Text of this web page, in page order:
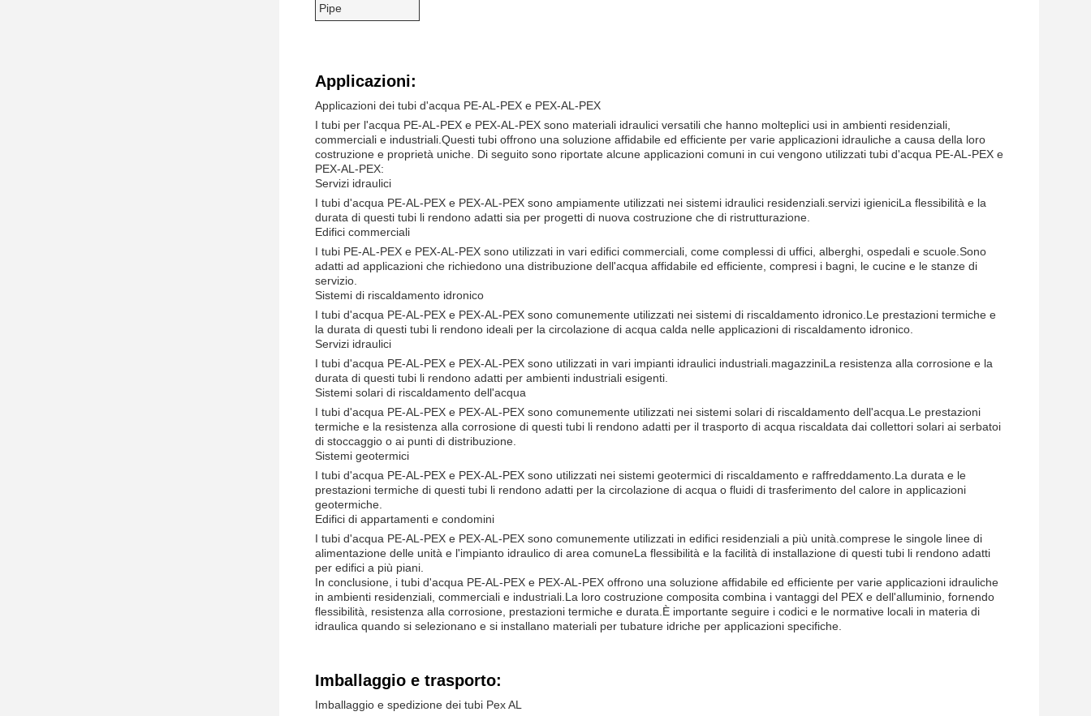
Pipe
Applicazioni:
Applicazioni dei tubi d'acqua PE-AL-PEX e PEX-AL-PEX
I tubi per l'acqua PE-AL-PEX e PEX-AL-PEX sono materiali idraulici versatili che hanno molteplici usi in ambienti residenziali,
commerciali e industriali.Questi tubi offrono una soluzione affidabile ed efficiente per varie applicazioni idrauliche a causa della loro
costruzione e proprietà uniche. Di seguito sono riportate alcune applicazioni comuni in cui vengono utilizzati tubi d'acqua PE-AL-PEX e
PEX-AL-PEX:
Servizi idraulici
I tubi d'acqua PE-AL-PEX e PEX-AL-PEX sono ampiamente utilizzati nei sistemi idraulici residenziali.servizi igieniciLa flessibilità e la
durata di questi tubi li rendono adatti sia per progetti di nuova costruzione che di ristrutturazione.
Edifici commerciali
I tubi PE-AL-PEX e PEX-AL-PEX sono utilizzati in vari edifici commerciali, come complessi di uffici, alberghi, ospedali e scuole.Sono
adatti ad applicazioni che richiedono una distribuzione dell'acqua affidabile ed efficiente, compresi i bagni, le cucine e le stanze di
servizio.
Sistemi di riscaldamento idronico
I tubi d'acqua PE-AL-PEX e PEX-AL-PEX sono comunemente utilizzati nei sistemi di riscaldamento idronico.Le prestazioni termiche e
la durata di questi tubi li rendono ideali per la circolazione di acqua calda nelle applicazioni di riscaldamento idronico.
Servizi idraulici
I tubi d'acqua PE-AL-PEX e PEX-AL-PEX sono utilizzati in vari impianti idraulici industriali.magazziniLa resistenza alla corrosione e la
durata di questi tubi li rendono adatti per ambienti industriali esigenti.
Sistemi solari di riscaldamento dell'acqua
I tubi d'acqua PE-AL-PEX e PEX-AL-PEX sono comunemente utilizzati nei sistemi solari di riscaldamento dell'acqua.Le prestazioni
termiche e la resistenza alla corrosione di questi tubi li rendono adatti per il trasporto di acqua riscaldata dai collettori solari ai serbatoi
di stoccaggio o ai punti di distribuzione.
Sistemi geotermici
I tubi d'acqua PE-AL-PEX e PEX-AL-PEX sono utilizzati nei sistemi geotermici di riscaldamento e raffreddamento.La durata e le
prestazioni termiche di questi tubi li rendono adatti per la circolazione di acqua o fluidi di trasferimento del calore in applicazioni
geotermiche.
Edifici di appartamenti e condomini
I tubi d'acqua PE-AL-PEX e PEX-AL-PEX sono comunemente utilizzati in edifici residenziali a più unità.comprese le singole linee di
alimentazione delle unità e l'impianto idraulico di area comuneLa flessibilità e la facilità di installazione di questi tubi li rendono adatti
per edifici a più piani.
In conclusione, i tubi d'acqua PE-AL-PEX e PEX-AL-PEX offrono una soluzione affidabile ed efficiente per varie applicazioni idrauliche
in ambienti residenziali, commerciali e industriali.La loro costruzione composita combina i vantaggi del PEX e dell'alluminio, fornendo
flessibilità, resistenza alla corrosione, prestazioni termiche e durata.È importante seguire i codici e le normative locali in materia di
idraulica quando si selezionano e si installano materiali per tubature idriche per applicazioni specifiche.
Imballaggio e trasporto:
Imballaggio e spedizione dei tubi Pex AL